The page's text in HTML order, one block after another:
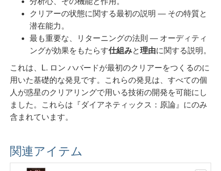
クリアーの状態に関する最初の説明 ― その特質と
潜在能力。
最も重要な、リターニングの法則 ― オーディティ
ングが効果をもたらす仕組みと理由に関する説明。
これは、L. ロン ハバードが最初のクリアーをつくるのに
用いた基礎的な発見です。これらの発見は、すべての個
人が惑星のクリアリングで用いる技術の開発を可能にし
ました。これらは『ダイアネティックス：原論』にのみ
含まれています。
関連アイテム